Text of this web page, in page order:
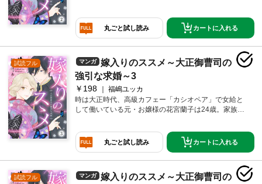
中に、見知らぬイケメン大学青年から突然プレゼント
をもらう。色めきだつ仕事仲間たちだったが、わけの
わからない蘭子は極めて冷静。だが、家ではとんでも
ない問題が起きていた。なんと、子爵の蝶名橋家から
蘭子に縁談の話が来ているという。実は祖父同士が孫
を結婚させる約束をしていたのだ。とはいえ、仕事も
楽しいし、結婚にもまだ興味のない蘭子は断るが、体
裁を保ちたい両親の勢いに押され、しぶしぶ蝶名橋家
へ向かうことに。そして当日、そこで待っていたの
は、カフェーでプレゼントをくれたあの無愛想な青
丸ごと試し読み カートに入れる
試読フル マンガ
嫁入りのススメ～大正御曹司の
強引な求婚～3
￥198
福嶋ユッカ
時は大正時代、高級カフェー「カシオペア」で女給と
して働いている元・お嬢様の花宮蘭子は24歳。家族か
中に、見知らぬイケメン大学青年から突然プレゼント
をもらう。色めきだつ仕事仲間たちだったが、わけの
わからない蘭子は極めて冷静。だが、家ではとんでも
ない問題が起きていた。なんと、子爵の蝶名橋家から
蘭子に縁談の話が来ているという。実は祖父同士が孫
丸ごと試し読み カートに入れる
試読フル マンガ
嫁入りのススメ～大正御曹司の